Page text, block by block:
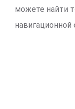
можете найти